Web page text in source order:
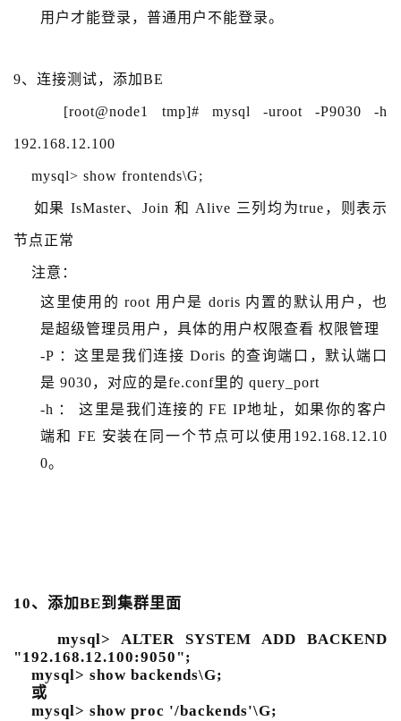
用户才能登录，普通用户不能登录。
9、连接测试，添加BE
[root@node1 tmp]# mysql -uroot -P9030 -h
192.168.12.100
mysql> show frontends\G;
如果 IsMaster、Join 和 Alive 三列均为true，则表示
节点正常
注意：
这里使用的 root 用户是 doris 内置的默认用户，也
是超级管理员用户，具体的用户权限查看 权限管理
-P ：这里是我们连接 Doris 的查询端口，默认端口
是 9030，对应的是fe.conf里的 query_port
-h ： 这里是我们连接的 FE IP地址，如果你的客户
端和 FE 安装在同一个节点可以使用192.168.12.10
0。
10、添加BE到集群里面
mysql> ALTER SYSTEM ADD BACKEND
"192.168.12.100:9050";
mysql> show backends\G;
或
mysql> show proc '/backends'\G;